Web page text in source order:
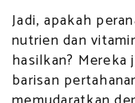
Jadi, apakah
nutrien dan
hasilkan?
barisan